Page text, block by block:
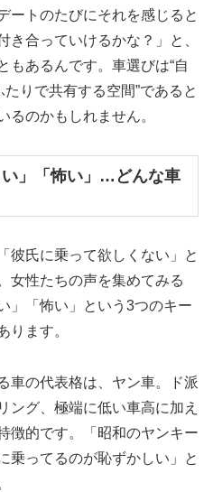
ートのたびにそれを感じると
き合っていけるかな？」と、
もあるんです。車選びは“自
りで共有する空間”であると
るのかもしれません。
い」「怖い」…どんな車
彼氏に乗って欲しくない」と
女性たちの声を集めてみる
」「怖い」という3つのキー
ります。
車の代表格は、ヤン車。ド派
ング、極端に低い車高に加え
徴的です。「昭和のヤンキー
乗ってるのが恥ずかしい」と